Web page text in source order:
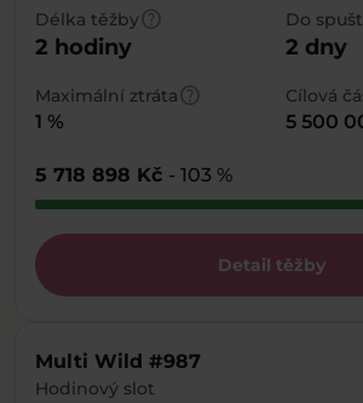
Délka těžbyhelp
2 hodiny
Do
2 dny
Maximální ztrátahelp
1 %
Cílová
5 500
5 718 898 Kč - 103 %
Detail těžby
Multi Wild #987
Hodinový slot